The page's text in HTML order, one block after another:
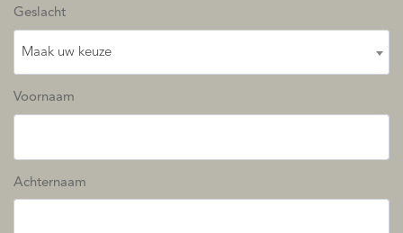
Geslacht
Maak uw keuze
Voornaam
Achternaam